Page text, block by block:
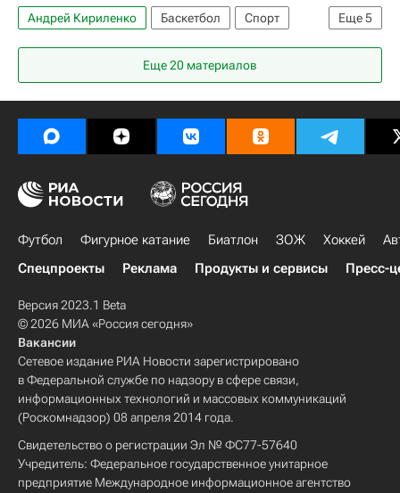
Еще5
Андрей Кириленко Баскетбол
Спорт
Ярослав Королёв
Бруклин Нетс
Лос-Анджелес Клипперс
Юта Джаз
Еще 20 материалов
Футбол Фигурное катание Биатлон ЗОЖ Хоккей
Спецпроекты
Реклама Продукты и сервисы Пресс-
Версия 2023.1 Beta
© 2026 МИА «Россия сегодня»
Вакансии
Сетевое издание РИА Новости зарегистрировано
в Федеральной службе по надзору в сфере связи,
информационных технологий и массовых коммуникаций
(Роскомнадзор) 08 апреля 2014 года.
Свидетельство о регистрации Эл № ФС77-57640
Учредитель: Федеральное государственное унитарное
предприятие Международное информационное агентство